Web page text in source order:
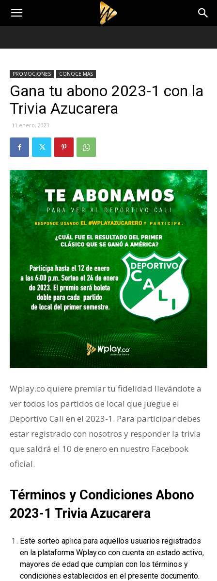
PROMOCIONES CONOCE MÁS
Gana tu abono 2023-1 con la
Trivia Azucarera
11 enero, 2023
Wplay.co quiere premiar tu fidelidad llevándote a
ver todos los partidos de local que juegue el
Deportivo Cali en el 2023-1. Para participar debes
estar registrado con nosotros y responder la trivia
que saldrá el 10 de enero en nuestro Facebook
oficial.
Términos y Condiciones Abono
2023-1 Trivia Azucarera
Este sorteo aplica para aquellos usuarios registrados
en la plataforma Wplay.co con cuenta en estado activo,
mayores de edad que cumplan con los términos y
condiciones establecidos en el presente documento.